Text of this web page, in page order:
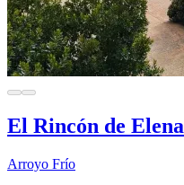
El Rincón de Elena
Arroyo Frío